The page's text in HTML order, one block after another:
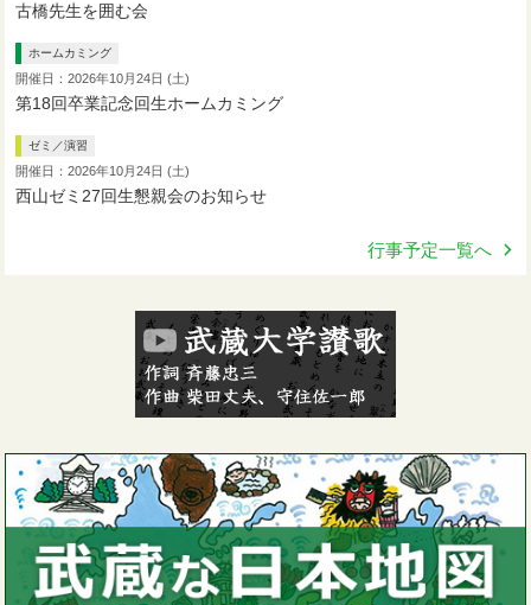
古橋先生を囲む会
ホームカミング
開催日：2026年10月24日 (土)
第18回卒業記念回生ホームカミング
ゼミ／演習
開催日：2026年10月24日 (土)
西山ゼミ27回生懇親会のお知らせ
行事予定一覧へ